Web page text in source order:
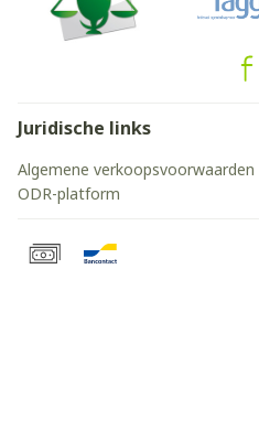
Juridische links
Algemene verkoopsvoorwaarden
ODR-platform